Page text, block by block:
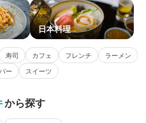
日本料理
寿司 カフェ フレンチ
ラーメン
ー スイーツ
から探す